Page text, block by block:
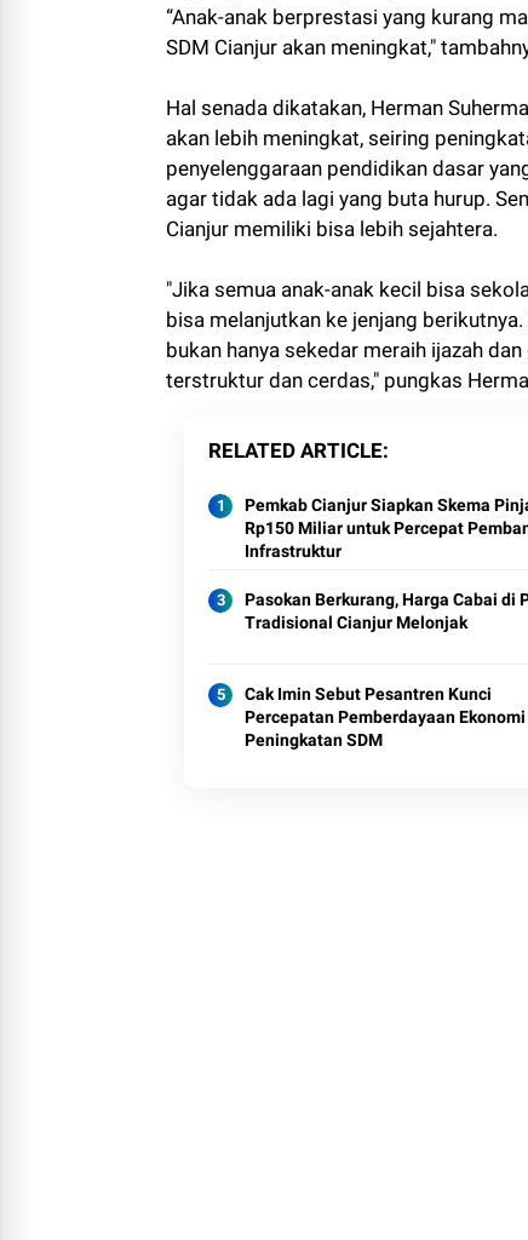
“Anak-anak berprestasi yang kurang
SDM Cianjur akan meningkat,"
Hal senada dikatakan, Herman
akan lebih meningkat, seiring
penyelenggaraan pendidikan dasar
agar tidak ada lagi yang buta hurup.
Cianjur memiliki bisa lebih sejahtera.
"Jika semua anak-anak kecil bisa
bisa melanjutkan ke jenjang
bukan hanya sekedar meraih ijazah
terstruktur dan cerdas," pungkas
RELATED ARTICLE
Pemkab Cianjur Siapkan Skema
Rp150 Miliar untuk Percepat
Infrastruktur
Pasokan Berkurang, Harga Cabai di
Tradisional Cianjur Melonjak
Cak Imin Sebut Pesantren Kunci
Percepatan Pemberdayaan
Peningkatan SDM